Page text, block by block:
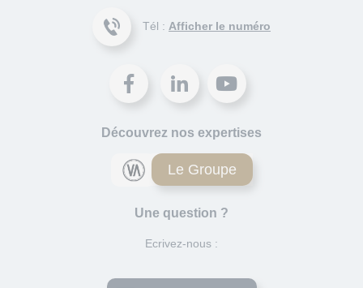
Tél : Afficher le numéro
Découvrez nos expertises
Le Groupe
Une question ?
Ecrivez-nous :